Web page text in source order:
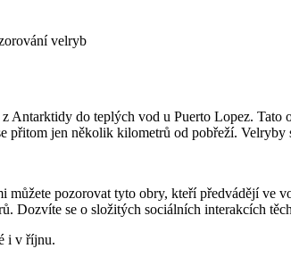
velryb
Antarktidy do teplých vod u Puerto Lopez.
přitom jen několik kilometrů od pobřeží.
můžete pozorovat tyto obry, kteří předvádějí
Dozvíte se o složitých sociálních interakcích
i v říjnu.